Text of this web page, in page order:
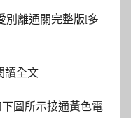
讀全文
圖所示接通黃色電